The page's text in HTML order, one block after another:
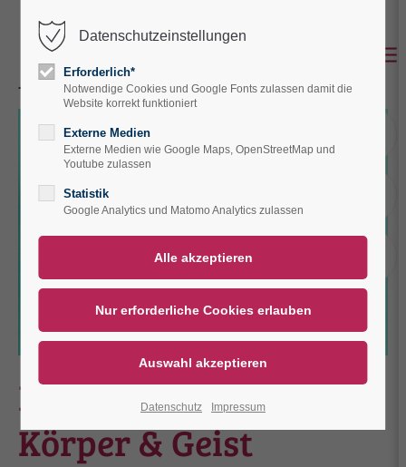
Der Eintrag "offcanvas-col1" existiert leider
nicht.
Der Eintrag "offcanvas-col2" existiert leider
nicht.
Der Eintrag "offcanvas-col3" existiert leider
nicht.
Der Eintrag "offcanvas-col4" existiert leider
Fasten – Heilmittel für
Körper & Geist
Datenschutzeinstellungen
Erforderlich*
Notwendige Cookies und Google Fonts zulassen damit die
Website korrekt funktioniert
Externe Medien
Externe Medien wie Google Maps, OpenStreetMap und
Youtube zulassen
Statistik
Google Analytics und Matomo Analytics zulassen
Datenschutz Impressum